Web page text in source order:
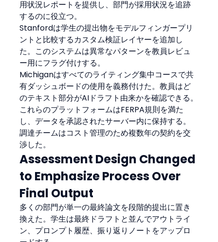
用状況レポートを提供し、部門が採用状況を追跡
するのに役立つ。
Stanfordは学生の提出物をモデルフィンガープリ
ントと比較するカスタム検証レイヤーを追加し
た。このシステムは異常なパターンを教員レビュ
ー用にフラグ付けする。
Michiganはすべてのライティング集中コースで共
有ダッシュボードの使用を義務付けた。教員はど
のテキスト部分がAIドラフト由来かを確認できる。
これらのプラットフォームはFERPA規則を満た
し、データを承認されたサーバー内に保持する。
調達チームはコスト管理のため複数年の契約を交
渉した。
Assessment Design Changed
to Emphasize Process Over
Final Output
多くの部門が単一の最終論文を段階的提出に置き
換えた。学生は最終ドラフトと並んでアウトライ
ン、プロンプト履歴、振り返りノートをアップロ